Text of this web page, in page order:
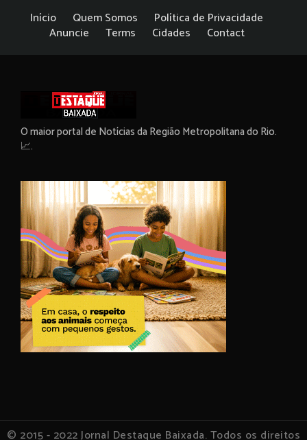
Início Quem Somos
Política de Privacidade
Anuncie
Terms Cidades Contact
O maior portal de Notícias da Região Metropolitana do Rio.
📈.
© 2015 - 2022 Jornal Destaque Baixada. Todos os direitos